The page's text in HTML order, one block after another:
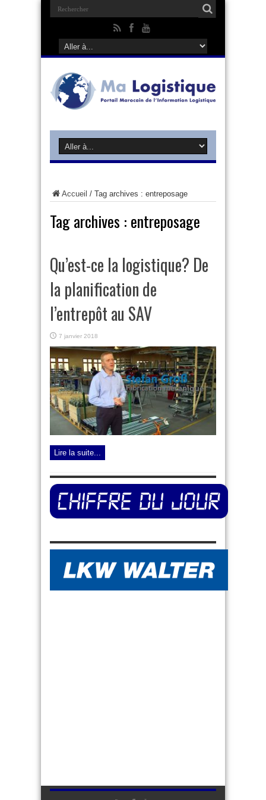
Accueil / Tag archives : entreposage
Tag archives : entreposage
Qu’est-ce la logistique? De
la planification de
l’entrepôt au SAV
7 janvier 2018
Lire la suite...